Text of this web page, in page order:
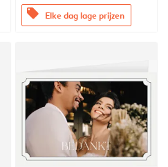
offers Elke dag lage prijzen